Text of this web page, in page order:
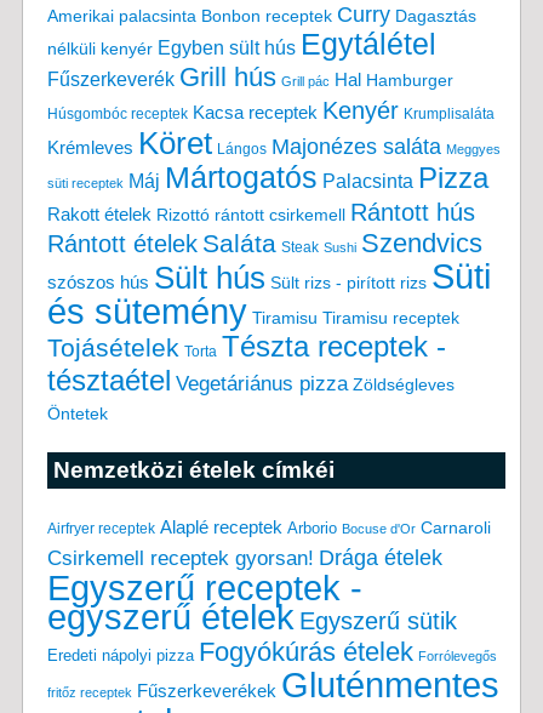
Amerikai palacsinta Bonbon receptek Curry Dagasztás
nélküli kenyér Egyben sült hús Egytálétel
Fűszerkeverék Grill hús Grill pác Hal Hamburger
Húsgombóc receptek Kacsa receptek Kenyér Krumplisaláta
Krémleves Köret Lángos Majonézes saláta Meggyes
süti receptek Máj Mártogatós Palacsinta Pizza
Rakott ételek Rizottó rántott csirkemell Rántott hús
Rántott ételek Saláta Steak Sushi Szendvics
szószos hús Sült hús Sült rizs - pirított rizs Süti
és sütemény Tiramisu Tiramisu receptek
Tojásételek Torta Tészta receptek -
tésztaétel Vegetáriánus pizza Zöldségleves
Öntetek
Nemzetközi ételek címkéi
Airfryer receptek Alaplé receptek Arborio Bocuse d'Or Carnaroli
Csirkemell receptek gyorsan! Drága ételek
Egyszerű receptek -
egyszerű ételek Egyszerű sütik
Eredeti nápolyi pizza Fogyókúrás ételek Forrólevegős
fritőz receptek Fűszerkeverékek Gluténmentes